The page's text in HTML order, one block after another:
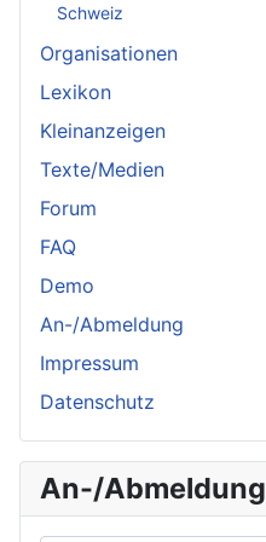
Schweiz
Organisationen
Lexikon
Kleinanzeigen
Texte/Medien
Forum
FAQ
Demo
An-/Abmeldung
Impressum
Datenschutz
An-/Abmeldung